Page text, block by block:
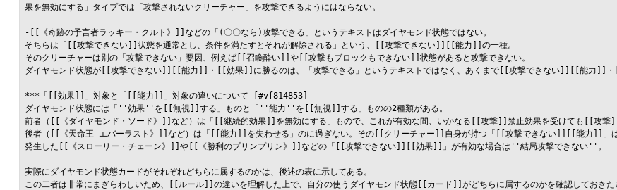
果を無効にする」タイプでは「攻撃されないクリーチャー」を攻撃できるようにはならない。
-[[《奇跡の予言者ラッキー・クルト》]]などの「(〇〇なら)攻撃できる」というテキストはダイヤモンド状態ではない。
そちらは「[[攻撃できない]]状態を通常とし、条件を満たすとそれが解除される」という、[[攻撃できない]][[能力]]の一種。
そのクリーチャーは別の「攻撃できない」要因、例えば[[召喚酔い]]や[[攻撃もブロックもできない]]状態があると攻撃できない。
ダイヤモンド状態が[[攻撃できない]][[能力]]・[[効果]]に勝るのは、「攻撃できる」というテキストではなく、あくまで[[攻撃できない]][[能力]]
***「[[効果]]」対象と「[[能力]]」対象の違いについて [#vf814853]
ダイヤモンド状態には「''効果''を[[無視]]する」ものと「''能力''を[[無視]]する」ものの2種類がある。
前者（[[《ダイヤモンド・ソード》]]など）は「[[継続的効果]]を無効にする」もので、これが有効な間、いかなる[[攻撃]]禁止効果を受けても[[攻撃]]
後者（[[《天命王 エバーラスト》]]など）は「[[能力]]を失わせる」のに過ぎない。その[[クリーチャー]]自身が持つ「[[攻撃できない]][[能力]]」
発生した[[《スローリー・チェーン》]]や[[《勝利のプリンプリン》]]などの「[[攻撃できない]][[効果]]」が有効な場合は''結局攻撃できない''。
実際にダイヤモンド状態カードがそれぞれどちらに属するのかは、後述の表に示してある。
この二者は非常にまぎらわしいため、[[ルール]]の違いを理解した上で、自分の使うダイヤモンド状態[[カード]]がどちらに属するのかを確認しておきた